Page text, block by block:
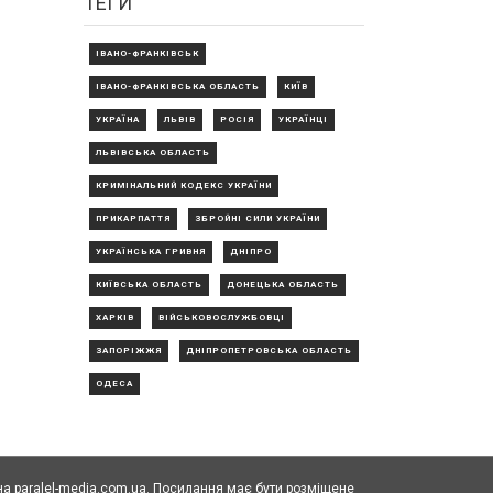
ІВАНО-ФРАНКІВСЬК
ІВАНО-ФРАНКІВСЬКА ОБЛАСТЬ КИЇВ
УКРАЇНА ЛЬВІВ РОСІЯ УКРАЇНЦІ
ЛЬВІВСЬКА ОБЛАСТЬ
КРИМІНАЛЬНИЙ КОДЕКС УКРАЇНИ
ПРИКАРПАТТЯ ЗБРОЙНІ СИЛИ УКРАЇНИ
УКРАЇНСЬКА ГРИВНЯ ДНІПРО
КИЇВСЬКА ОБЛАСТЬ ДОНЕЦЬКА ОБЛАСТЬ
ХАРКІВ ВІЙСЬКОВОСЛУЖБОВЦІ
ЗАПОРІЖЖЯ ДНІПРОПЕТРОВСЬКА ОБЛАСТЬ
ОДЕСА
paralel-media.com.ua. Посилання має бути розміщене